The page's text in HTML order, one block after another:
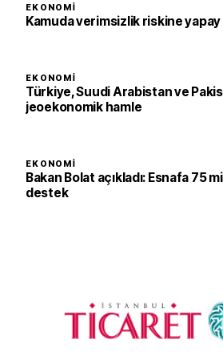
EKONOMI
Kamuda verimsizlik riskine
EKONOMI
Türkiye, Suudi Arabistan ve
jeoekonomik hamle
EKONOMI
Bakan Bolat açıkladı: Esnafa 75
destek